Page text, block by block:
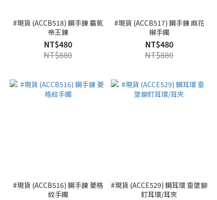
#現貨 (ACCB518) 鋼手鍊 霸氣
帝王鍊
NT$480
NT$880
#現貨 (ACCB517) 鋼手鍊 麻花
辮手鐲
NT$480
NT$880
#現貨 (ACCB516) 鋼手鍊 菱格
紋手鐲
#現貨 (ACCE529) 鋼耳環 垂墜鉚
釘耳環/耳夾